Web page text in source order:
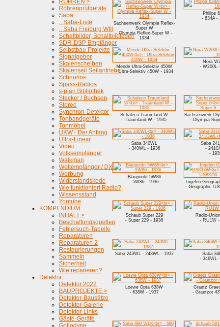
RÖHREN >
Röhrenprüfgeräte
Saba
.. Saba-Liste
.. Saba Freiburg WIII
Schaltbilder, Schaltbildlesen
SDR-DSP Empfänger
Selbstbau-Projekte
Signalgeber
Skalenscheiben
Skalenseil Seilantriebe
Schnurlos ...
Spass-Radios
s-plan Bibliothek
Stecker / Buchsen
Stereo
Synchron-Detektor
Tonbandgeräte
Tonmöbel
UKW - Der Anfang
Ultra-Linear
Video
Volksempfänger
Walkman
Weltempfänger / DX
Werbung
Widerstandskode
Wie funktioniert Radio?
Wissensstand
Youtube
KOMPENDIUM
INHALT >
Beschaffungsquellen
Fehlersuch-Tabelle
Reparaturen
Reparaturen 2
Restaurierungen
Sammeln
Sicherheit
Wie reparieren?
Detektor
Detektor 2022
BAUPROJEKTE >
Detektor-Bausätze
Detektor-Galerie
Detektor-Links
Gäste-Geräte
Gollodyne
Sachsenwerk Olympia Reflex-
Super W
- Olympia Reflex-Super W -
1934
Philips
- 634A -
Mende Ultra-Selektiv 450W
- Ultra-Selektiv 450W - 1934
Nora
- W200L
Schaleco Traumland W
- Traumland W - 1935
Sachsenwerk
- Olympia-
Saba 340WL
- 340WL - 1936
Saba
-
-
Blaupunkt 5W86
- 5W86 - 1936
Ingelen
- Geographic
Schaub Super 229
- Super 229 - 1936
Radio-
- RU1W -
Saba 243WL - 243WL - 1937
Saba
- 346WL
Loewe Opta 638W
- 638W - 1937
Graetz
- Graetzor